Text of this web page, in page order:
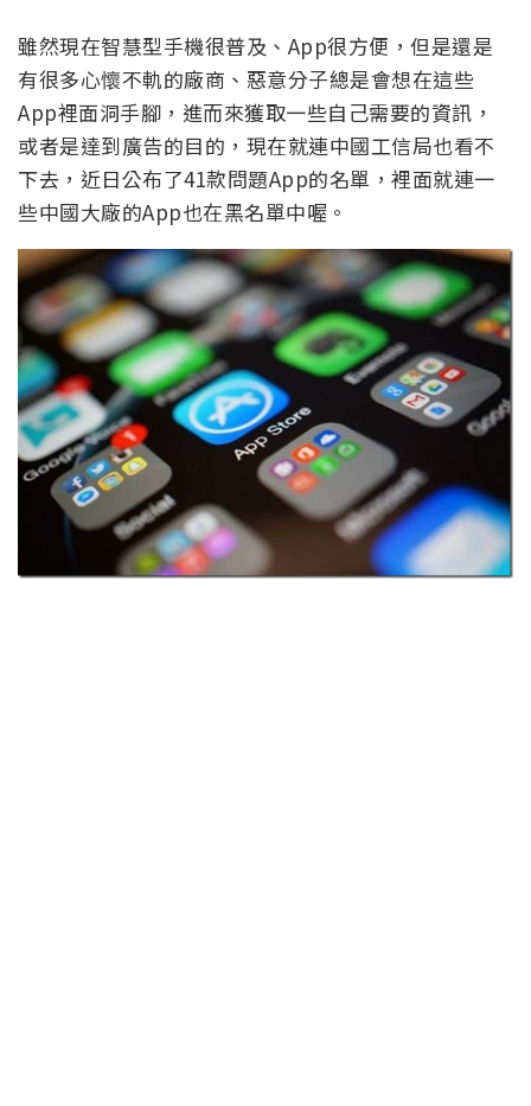
雖然現在智慧型手機很普及、App很方便，但是還是
有很多心懷不軌的廠商、惡意分子總是會想在這些
App裡面洞手腳，進而來獲取一些自己需要的資訊，
或者是達到廣告的目的，現在就連中國工信局也看不
下去，近日公布了41款問題App的名單，裡面就連一
些中國大廠的App也在黑名單中喔。